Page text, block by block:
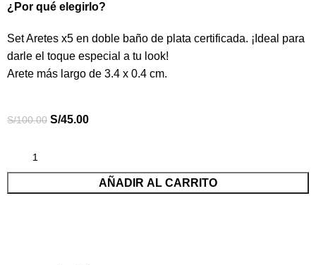
¿Por qué elegirlo?
Set Aretes x5 en doble baño de plata certificada. ¡Ideal para
darle el toque especial a tu look!
Arete más largo de 3.4 x 0.4 cm.
S/100.00 S/45.00
AÑADIR AL CARRITO